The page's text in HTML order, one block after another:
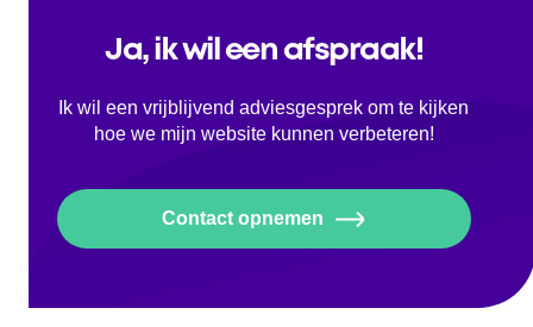
Ja, ik wil een afspraak!
Ik wil een vrijblijvend adviesgesprek om te kijken
hoe we mijn website kunnen verbeteren!
Contact opnemen